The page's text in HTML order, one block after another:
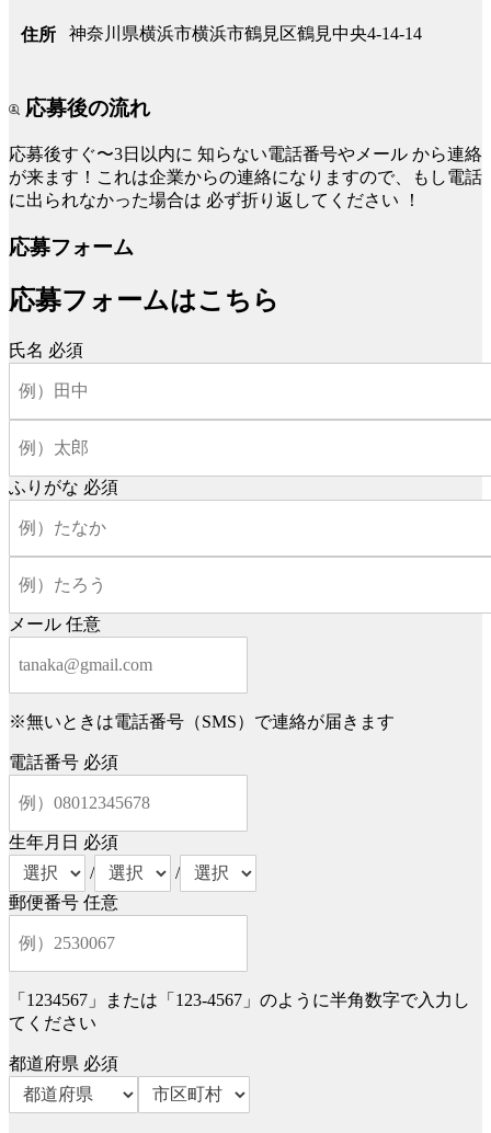
住所 神奈川県横浜市横浜市鶴見区鶴見中央4-14-14
応募後の流れ
応募後すぐ〜3日以内に 知らない電話番号やメール から連絡
が来ます！これは企業からの連絡になりますので、もし電話
に出られなかった場合は 必ず折り返してください ！
応募フォーム
応募フォームはこちら
氏名 必須
ふりがな 必須
メール 任意
※無いときは電話番号（SMS）で連絡が届きます
電話番号 必須
生年月日 必須
/
/
郵便番号 任意
「1234567」または「123-4567」のように半角数字で入力し
てください
都道府県 必須